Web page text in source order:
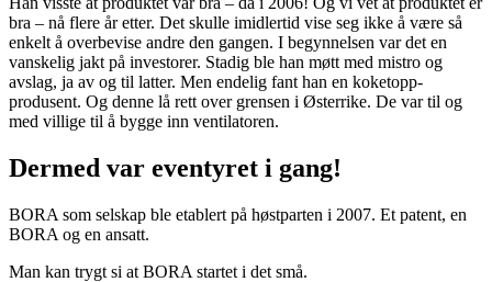
bra – nå flere år etter. Det skulle imidlertid vise seg ikke å være så
enkelt å overbevise andre den gangen. I begynnelsen var det en
vanskelig jakt på investorer. Stadig ble han møtt med mistro og
avslag, ja av og til latter. Men endelig fant han en koketopp-
produsent. Og denne lå rett over grensen i Østerrike. De var til og
med villige til å bygge inn ventilatoren.
Dermed var eventyret i gang!
BORA som selskap ble etablert på høstparten i 2007. Et patent, en
BORA og en ansatt.
Man kan trygt si at BORA startet i det små.